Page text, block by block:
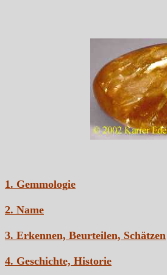
1. Gemmologie
2. Name
3. Erkennen, Beurteilen, Schätzen
4. Geschichte, Historie